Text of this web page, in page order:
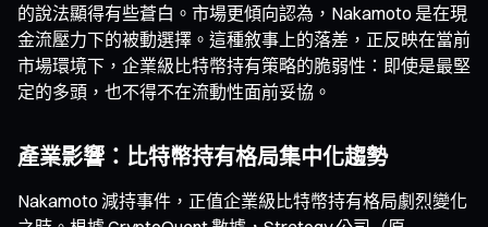
的說法顯得有些蒼白。市場更傾向認為，Nakamoto 是在現
金流壓力下的被動選擇。這種敘事上的落差，正反映在當前
市場環境下，企業級比特幣持有策略的脆弱性：即使是最堅
定的多頭，也不得不在流動性面前妥協。
產業影響：比特幣持有格局集中化趨勢
Nakamoto 減持事件，正值企業級比特幣持有格局劇烈變化